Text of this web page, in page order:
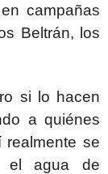
campañas
Beltrán, los
si lo hacen
a quiénes
se
el agua de